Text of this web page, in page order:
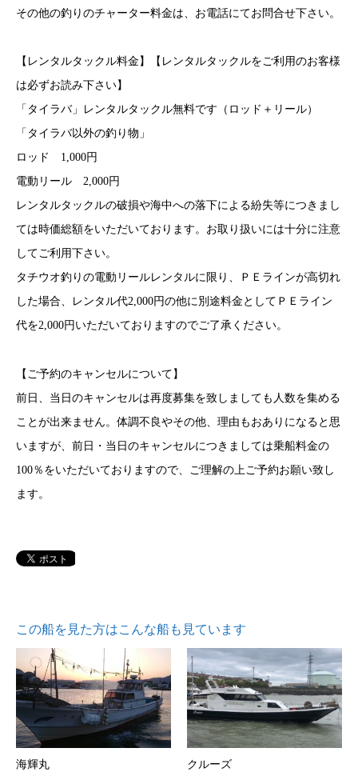
その他の釣りのチャーター料金は、お電話にてお問合せ下さい。
【レンタルタックル料金】【レンタルタックルをご利用のお客様
は必ずお読み下さい】
「タイラバ」レンタルタックル無料です（ロッド＋リール）
「タイラバ以外の釣り物」
ロッド 1,000円
電動リール 2,000円
レンタルタックルの破損や海中への落下による紛失等につきまし
ては時価総額をいただいております。お取り扱いには十分に注意
してご利用下さい。
タチウオ釣りの電動リールレンタルに限り、ＰＥラインが高切れ
した場合、レンタル代2,000円の他に別途料金としてＰＥライン
代を2,000円いただいておりますのでご了承ください。
【ご予約のキャンセルについて】
前日、当日のキャンセルは再度募集を致しましても人数を集める
ことが出来ません。体調不良やその他、理由もおありになると思
いますが、前日・当日のキャンセルにつきましては乗船料金の
100％をいただいておりますので、ご理解の上ご予約お願い致し
ます。
この船を見た方はこんな船も見ています
海輝丸 クルーズ